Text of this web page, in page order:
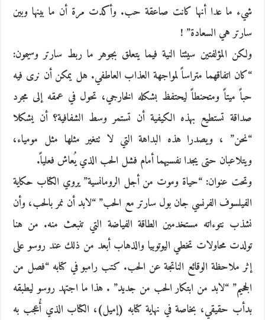
شيء ما عدا أنها كانت صاعقة حب. وأكدت مرة أن ما بينها وبين
سارتر هي السعادة” !
ولكن المؤلفتين سيئتا النية فيما يتعلق بجوهر ما ربط سارتر وسيمون:
“كان اتفاقهما متراساً لمواجهة العذاب العاطفي. هل يمكن أن نرى فيه
حباً ميتاً ومتحنطاً ليحتفظ بشكله الخارجي، تحول في عمقه إلى مجرد
صداقة تستطيع بهذه الكيفية أن تستمر وسط الشفافية؟ أن يشكلا
“نحن” ، ويصدرا هذه البداهة التي لا تتغير مثلها مثل مومياء،
ويتلاعبان حتى يجدا نفسيهما أمام فشل الحب الذي يُعاش فعلياً.
وتحت عنوان: “حياة وموت من أجل الرومانسية” يروي الكتاب حكاية
الفيلسوف الفرنسي جان بول سارتر مع الحب” “لابد أن نمر بالحب، وأن
نشذب نتوءاته مستخدمين الطاقة الفياضة التي تنبعث منه. من هنا
تولدت محاولات تخطي اليوتوبيا والذهاب أبعد من ذلك عند روسو على
إثر ملاحظة الوقائع الناتجة عن الحب. كتب رامبو في كتابه “فصل من
الجحيم” “لابد من ابتكار الحب من جديد” . هذا ما اجتهد روسو ليطبقه
بدأب حقيقي، بخاصة في نهاية كتابه (إميل)، الكتاب الذي أُعجب به